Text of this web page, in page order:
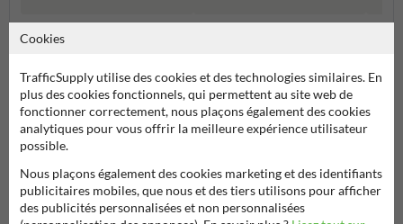
Latable haute d’extérieur en plastique recyclé London bicolore
écologique,durableetesthétique. Ce modèle alliemobilier urbain
designetfonctionnalitégrâce à son format surélevé,
particulièrement adapté auxespaces de rencontre modernes
Cookies
TrafficSupply utilise des cookies et des technologies similaires. En
plus des cookies fonctionnels, qui permettent au site web de
fonctionner correctement, nous plaçons également des cookies
analytiques pour vous offrir la meilleure expérience utilisateur
possible.
Nous plaçons également des cookies marketing et des identifiants
publicitaires mobiles, que nous et des tiers utilisons pour afficher
des publicités personnalisées et non personnalisées